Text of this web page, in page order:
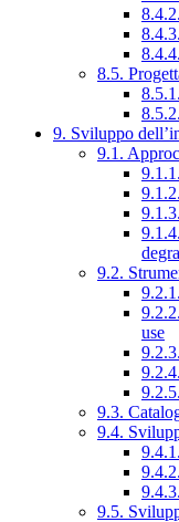
8.5.
9. Sviluppo
9.1.
9.2.
use
9.3.
9.4.
9.5.